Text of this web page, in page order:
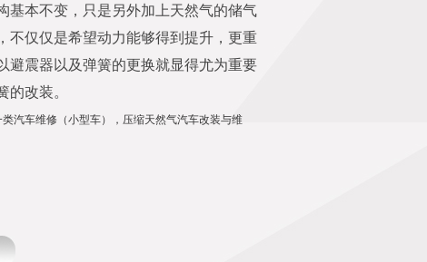
基本不变，只是另外加上天然气的储气
不仅仅是希望动力能够得到提升，更重
避震器以及弹簧的更换就显得尤为重要
改装。
类汽车维修（小型车），压缩天然气汽车改装与维